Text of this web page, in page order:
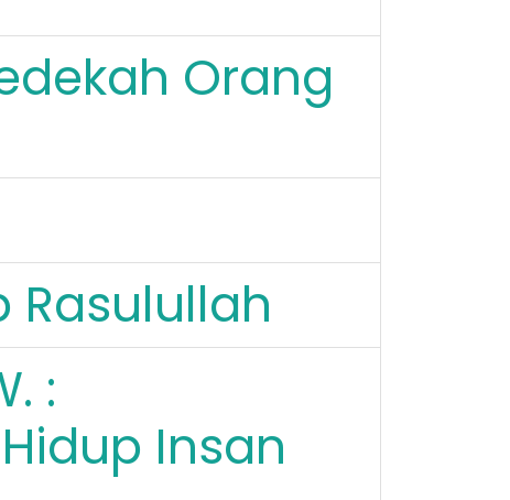
Orang
Rasulullah
:
Insan